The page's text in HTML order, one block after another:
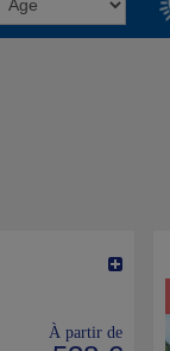
À partir de